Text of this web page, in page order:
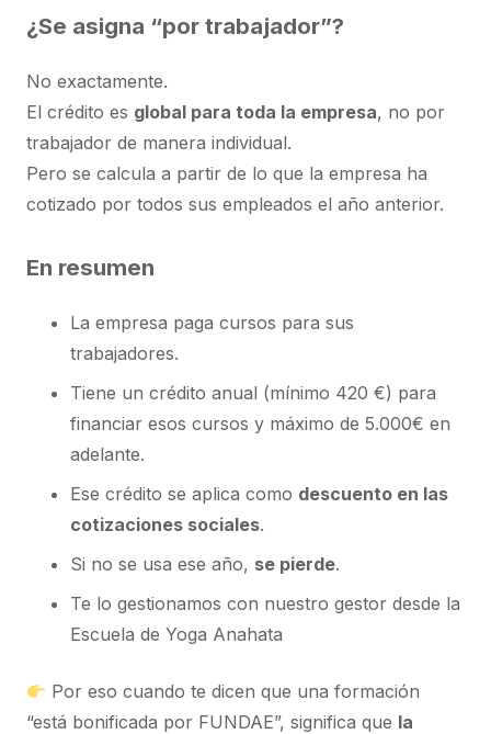
¿Se asigna “por trabajador”?
No exactamente.
El crédito es global para toda la empresa, no por
trabajador de manera individual.
Pero se calcula a partir de lo que la empresa ha
cotizado por todos sus empleados el año anterior.
En resumen
La empresa paga cursos para sus
trabajadores.
Tiene un crédito anual (mínimo 420 €) para
financiar esos cursos y máximo de 5.000€ en
adelante.
Ese crédito se aplica como descuento en las
cotizaciones sociales.
Si no se usa ese año, se pierde.
Te lo gestionamos con nuestro gestor desde la
Escuela de Yoga Anahata
Por eso cuando te dicen que una formación
“está bonificada por FUNDAE”, significa que la